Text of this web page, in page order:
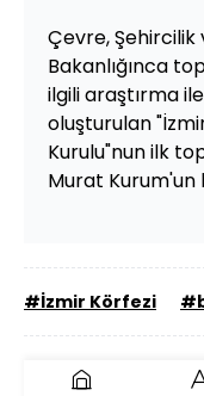
Çevre, Şehircilik
Bakanlığınca
ilgili araştırma
oluşturulan
Kurulu"nun ilk
Murat Kurum'un
#İzmir Körfezi